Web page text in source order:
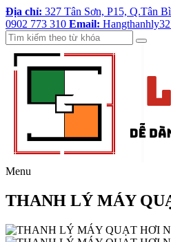
Địa chỉ: 327 Tân Sơn, P15, Q.Tân
0902 773 310 Email:
Menu
THANH LÝ MÁY